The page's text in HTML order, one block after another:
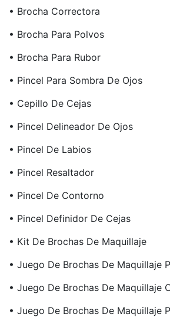
• Brocha Correctora
• Brocha Para Polvos
• Brocha Para Rubor
• Pincel Para Sombra De Ojos
• Cepillo De Cejas
• Pincel Delineador De Ojos
• Pincel De Labios
• Pincel Resaltador
• Pincel De Contorno
• Pincel Definidor De Cejas
• Kit De Brochas De Maquillaje
• Juego De Brochas De Maquillaje
• Juego De Brochas De Maquillaje
• Juego De Brochas De Maquillaje